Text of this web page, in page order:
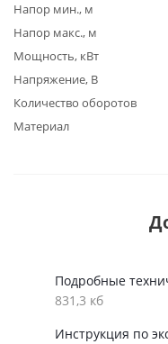
Напор мин., м
Напор макс., м
Мощность, кВт
Напряжение, В
Количество оборотов
Материал
Подробные
831,3 кб
Инструкция по